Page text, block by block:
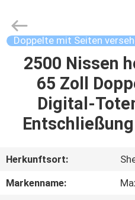
HAUS
PRODUKTE
UNS
Freien
Fournisseur.
Copyright
outdoordigital-
signage.com.
Doppelte mit Seiten
2500 Nissen
65 Zoll
Digital-
Herkunftsort:
Markenname: